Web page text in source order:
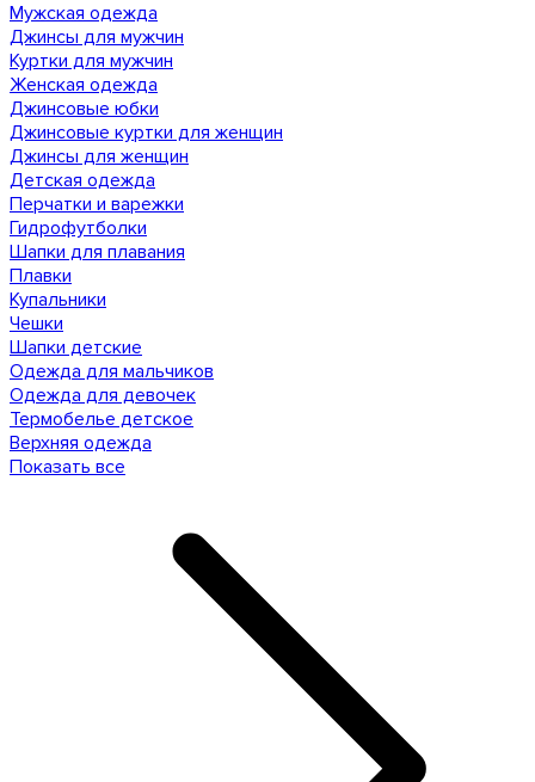
Мужская одежда
Джинсы для мужчин
Куртки для мужчин
Женская одежда
Джинсовые юбки
Джинсовые куртки для женщин
Джинсы для женщин
Детская одежда
Перчатки и варежки
Гидрофутболки
Шапки для плавания
Плавки
Купальники
Чешки
Шапки детские
Одежда для мальчиков
Одежда для девочек
Термобелье детское
Верхняя одежда
Показать все